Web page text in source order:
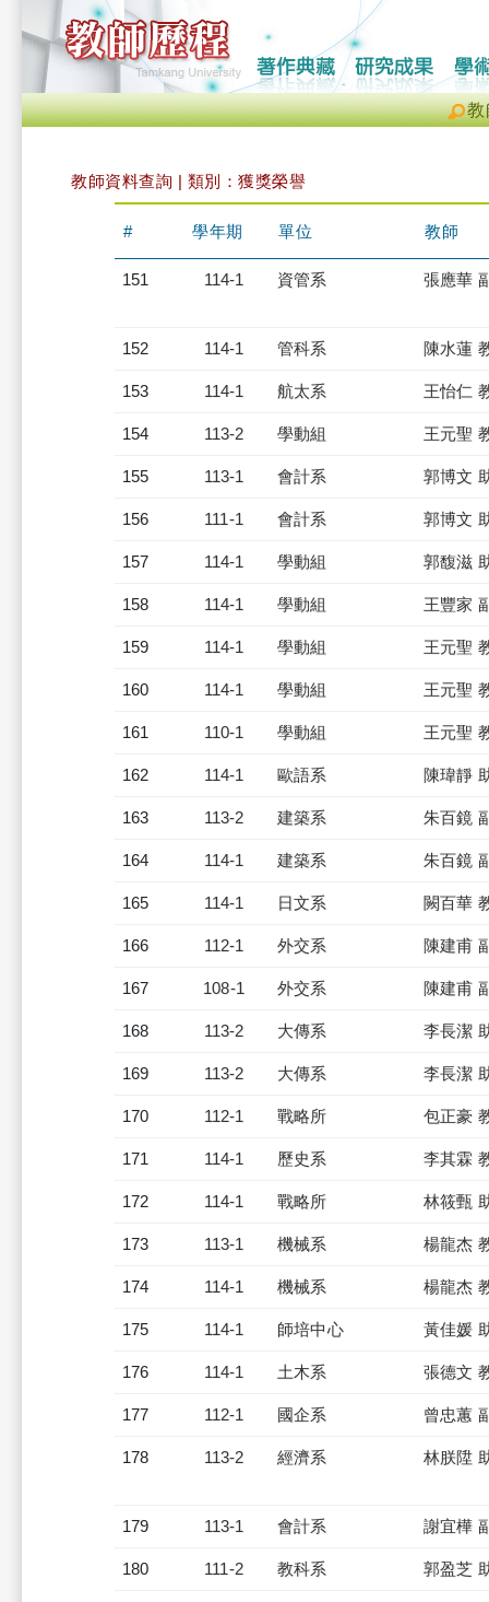
教
教師資料查詢 | 類別：獲獎榮譽
# 學年期 單位 教師
151 114-1 資管系 張應華
152 114-1 管科系 陳水蓮
153 114-1 航太系 王怡仁
154 113-2 學動組 王元聖
155 113-1 會計系 郭博文
156 111-1 會計系 郭博文
157 114-1 學動組 郭馥滋
158 114-1 學動組 王豐家
159 114-1 學動組 王元聖
160 114-1 學動組 王元聖
161 110-1 學動組 王元聖
162 114-1 歐語系 陳瑋靜
163 113-2 建築系 朱百鏡
164 114-1 建築系 朱百鏡
165 114-1 日文系 闕百華
166 112-1 外交系 陳建甫
167 108-1 外交系 陳建甫
168 113-2 大傳系 李長潔
169 113-2 大傳系 李長潔
170 112-1 戰略所 包正豪
171 114-1 歷史系 李其霖
172 114-1 戰略所 林筱甄
173 113-1 機械系 楊龍杰
174 114-1 機械系 楊龍杰
175 114-1 師培中心 黃佳媛
176 114-1 土木系 張德文
177 112-1 國企系 曾忠蕙
178 113-2 經濟系 林朕陞
179 113-1 會計系 謝宜樺
180 111-2 教科系 郭盈芝